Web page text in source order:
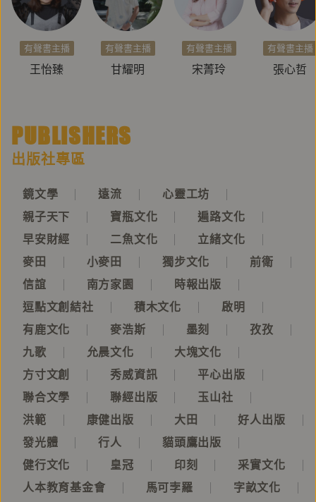
有聲書主播
王怡臻
有聲書主播
甘耀明
有聲書主播
宋菁玲
有聲書主播
張心哲
PUBLISHERS
出版社專區
鏡文學 遠流
心靈工坊
親子天下
寶瓶文化
遍路文化
早安財經
二魚文化
立緒文化
麥田
小麥田 獨步文化
前衛
信誼
南方家園
時報出版
逗點文創結社
積木文化
啟明
有鹿文化
麥浩斯 墨刻
孜孜
九歌
允晨文化
大塊文化
方寸文創
秀威資訊
平心出版
聯合文學
聯經出版
玉山社
洪範
康健出版 大田
好人出版
發光體
行人
貓頭鷹出版
健行文化
皇冠 印刻
采實文化
人本教育基金會
馬可孛羅
字畝文化